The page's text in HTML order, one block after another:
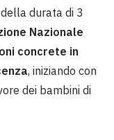
durata di 3
Nazionale
concrete in
, iniziando con
dei bambini di